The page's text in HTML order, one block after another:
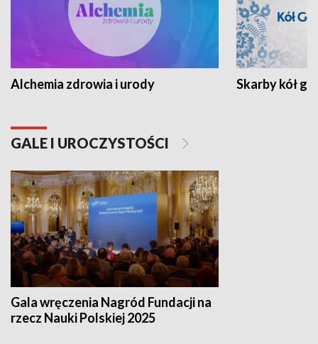
Alchemia zdrowia i urody Skarby kół
GALE I UROCZYSTOŚCI
Gala wręczenia Nagród Fundacji na
rzecz Nauki Polskiej 2025